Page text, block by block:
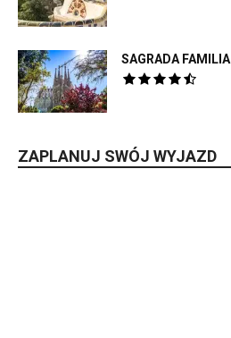
SAGRADA FAMILIA
ZAPLANUJ SWÓJ WYJAZD